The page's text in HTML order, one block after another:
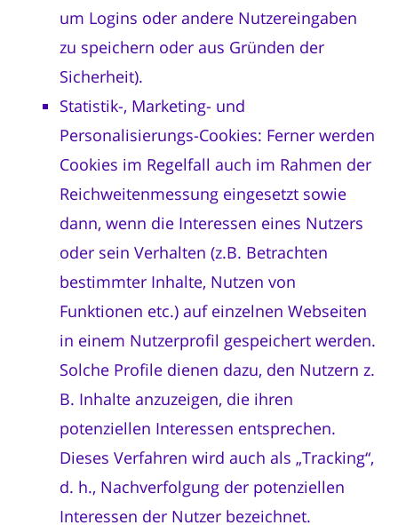
um Logins oder andere Nutzereingaben
zu speichern oder aus Gründen der
Sicherheit).
Statistik-, Marketing- und
Personalisierungs-Cookies: Ferner werden
Cookies im Regelfall auch im Rahmen der
Reichweitenmessung eingesetzt sowie
dann, wenn die Interessen eines Nutzers
oder sein Verhalten (z.B. Betrachten
bestimmter Inhalte, Nutzen von
Funktionen etc.) auf einzelnen Webseiten
in einem Nutzerprofil gespeichert werden.
Solche Profile dienen dazu, den Nutzern z.
B. Inhalte anzuzeigen, die ihren
potenziellen Interessen entsprechen.
Dieses Verfahren wird auch als „Tracking“,
d. h., Nachverfolgung der potenziellen
Interessen der Nutzer bezeichnet.